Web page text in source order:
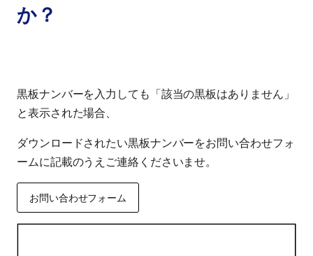
か？
黒板ナンバーを入力しても「該当の黒板はありません」
と表示された場合、
ダウンロードされたい黒板ナンバーをお問い合わせフォ
ームに記載のうえご連絡くださいませ。
お問い合わせフォーム